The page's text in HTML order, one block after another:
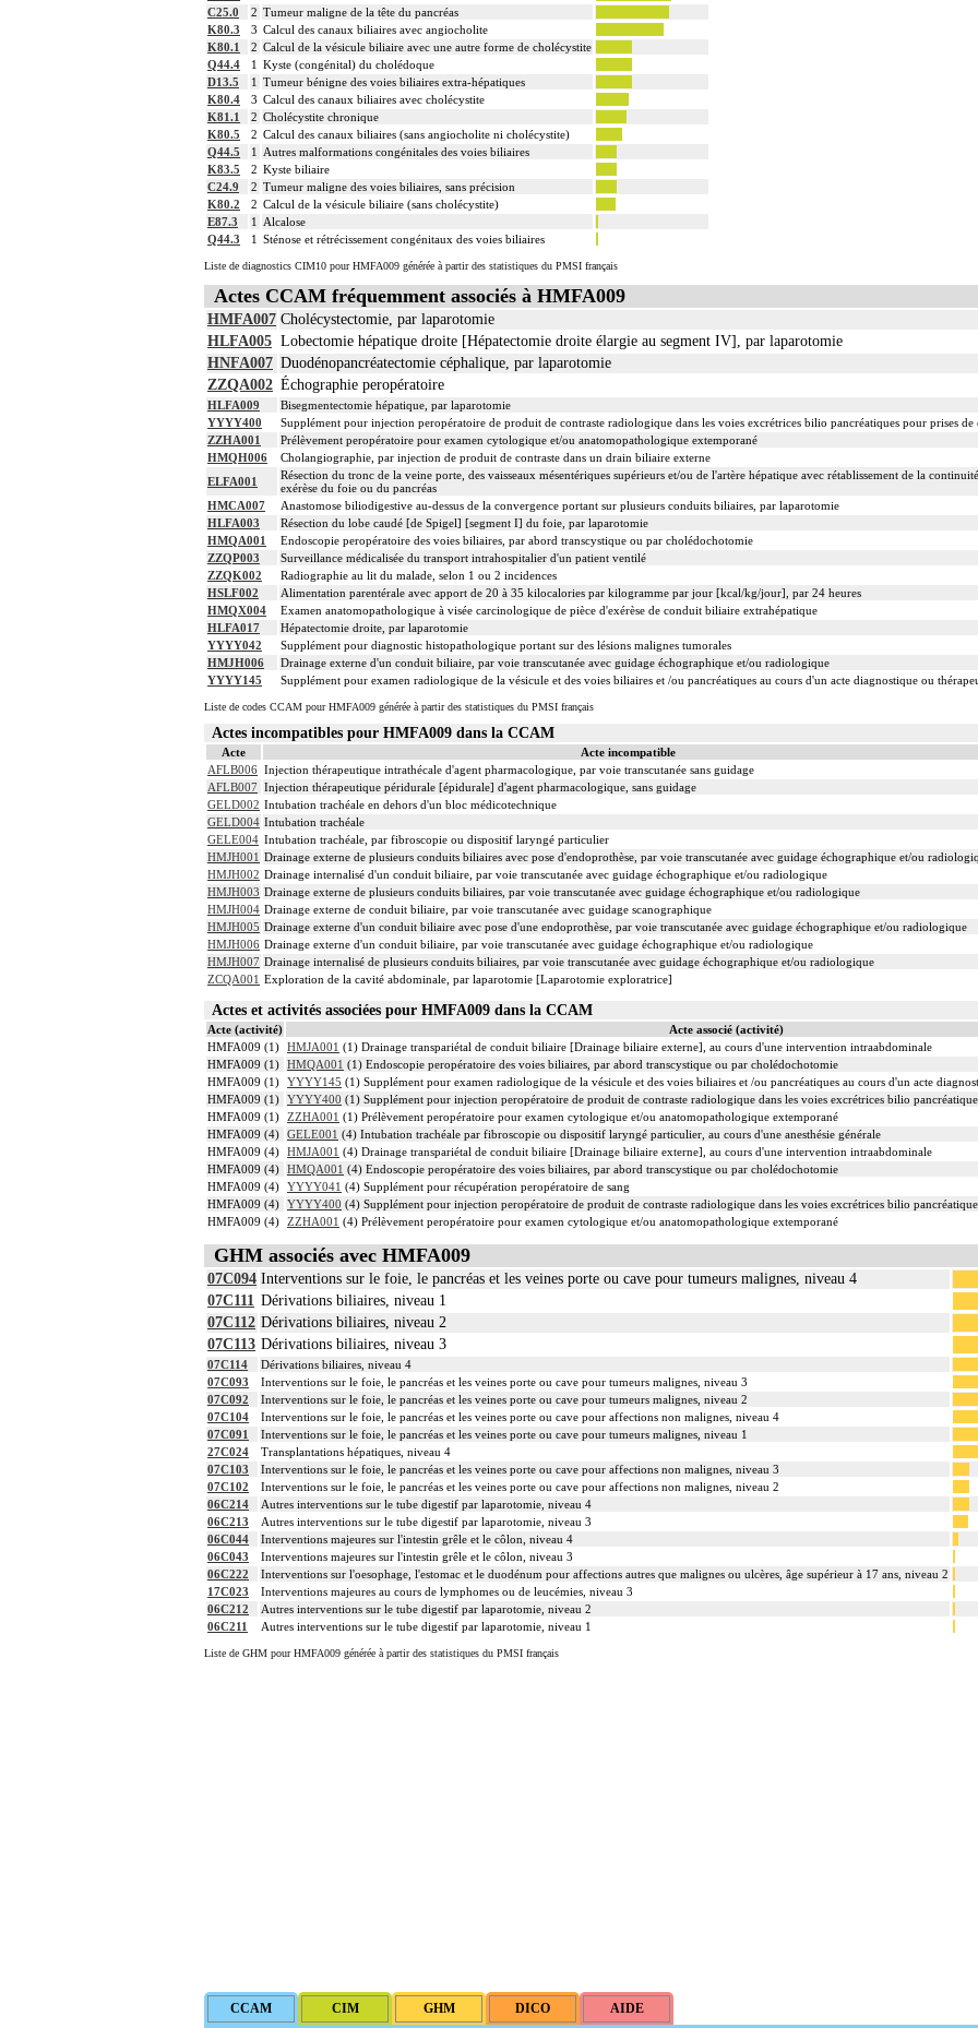
C25.0
2 Tumeur maligne de la tête du pancréas
K80.3
3 Calcul des canaux biliaires avec angiocholite
K80.1
2 Calcul de la vésicule biliaire avec une autre forme de cholécystite
Q44.4
1 Kyste (congénital) du cholédoque
D13.5
1 Tumeur bénigne des voies biliaires extra-hépatiques
K80.4
3 Calcul des canaux biliaires avec cholécystite
K81.1
2 Cholécystite chronique
K80.5
2 Calcul des canaux biliaires (sans angiocholite ni cholécystite)
Q44.5
1
Autres malformations congénitales des voies biliaires
K83.5
2 Kyste biliaire
C24.9
2 Tumeur maligne des voies biliaires, sans précision
K80.2
2 Calcul de la vésicule biliaire (sans cholécystite)
E87.3
1
Alcalose
Q44.3
1 Sténose et rétrécissement congénitaux des voies biliaires
Liste de diagnostics CIM10 pour HMFA009 générée à partir des statistiques du PMSI français
Actes CCAM fréquemment associés à HMFA009
HMFA007 Cholécystectomie, par laparotomie
HLFA005 Lobectomie hépatique droite [Hépatectomie droite élargie au segment IV], par laparotomie
HNFA007 Duodénopancréatectomie céphalique, par laparotomie
ZZQA002 Échographie peropératoire
HLFA009
Bisegmentectomie hépatique, par laparotomie
YYYY400
Supplément pour injection peropératoire de produit de contraste radiologique dans les voies excrétrices bilio pancréatiques pour prises
ZZHA001
Prélèvement peropératoire pour examen cytologique et/ou anatomopathologique extemporané
HMQH006
Cholangiographie, par injection de produit de contraste dans un drain biliaire externe
ELFA001
Résection du tronc de la veine porte, des vaisseaux mésentériques supérieurs et/ou de l'artère hépatique avec rétablissement de la
exérèse du foie ou du pancréas
HMCA007
Anastomose biliodigestive au-dessus de la convergence portant sur plusieurs conduits biliaires, par laparotomie
HLFA003
Résection du lobe caudé [de Spigel] [segment I] du foie, par laparotomie
HMQA001
Endoscopie peropératoire des voies biliaires, par abord transcystique ou par cholédochotomie
ZZQP003
Surveillance médicalisée du transport intrahospitalier d'un patient ventilé
ZZQK002
Radiographie au lit du malade, selon 1 ou 2 incidences
HSLF002
Alimentation parentérale avec apport de 20 à 35 kilocalories par kilogramme par jour [kcal/kg/jour], par 24 heures
HMQX004
Examen anatomopathologique à visée carcinologique de pièce d'exérèse de conduit biliaire extrahépatique
HLFA017
Hépatectomie droite, par laparotomie
YYYY042
Supplément pour diagnostic histopathologique portant sur des lésions malignes tumorales
HMJH006
Drainage externe d'un conduit biliaire, par voie transcutanée avec guidage échographique et/ou radiologique
YYYY145
Supplément pour examen radiologique de la vésicule et des voies biliaires et /ou pancréatiques au cours d'un acte diagnostique ou
Liste de codes CCAM pour HMFA009 générée à partir des statistiques du PMSI français
Actes incompatibles pour HMFA009 dans la CCAM
Acte
Acte incompatible
AFLB006 Injection thérapeutique intrathécale d'agent pharmacologique, par voie transcutanée sans guidage
AFLB007 Injection thérapeutique péridurale [épidurale] d'agent pharmacologique, sans guidage
GELD002 Intubation trachéale en dehors d'un bloc médicotechnique
GELD004 Intubation trachéale
GELE004 Intubation trachéale, par fibroscopie ou dispositif laryngé particulier
HMJH001 Drainage externe de plusieurs conduits biliaires avec pose d'endoprothèse, par voie transcutanée avec guidage échographique et/ou
HMJH002 Drainage internalisé d'un conduit biliaire, par voie transcutanée avec guidage échographique et/ou radiologique
HMJH003 Drainage externe de plusieurs conduits biliaires, par voie transcutanée avec guidage échographique et/ou radiologique
HMJH004 Drainage externe de conduit biliaire, par voie transcutanée avec guidage scanographique
HMJH005 Drainage externe d'un conduit biliaire avec pose d'une endoprothèse, par voie transcutanée avec guidage échographique et/ou radiologique
HMJH006 Drainage externe d'un conduit biliaire, par voie transcutanée avec guidage échographique et/ou radiologique
HMJH007 Drainage internalisé de plusieurs conduits biliaires, par voie transcutanée avec guidage échographique et/ou radiologique
ZCQA001 Exploration de la cavité abdominale, par laparotomie [Laparotomie exploratrice]
Actes et activités associées pour HMFA009 dans la CCAM
Acte (activité)
Acte associé (activité)
HMFA009 (1) HMJA001 (1) Drainage transpariétal de conduit biliaire [Drainage biliaire externe], au cours d'une intervention intraabdominale
HMFA009 (1) HMQA001 (1) Endoscopie peropératoire des voies biliaires, par abord transcystique ou par cholédochotomie
HMFA009 (1) YYYY145 (1) Supplément pour examen radiologique de la vésicule et des voies biliaires et /ou pancréatiques au cours d'un acte
HMFA009 (1) YYYY400 (1) Supplément pour injection peropératoire de produit de contraste radiologique dans les voies excrétrices bilio
HMFA009 (1) ZZHA001 (1) Prélèvement peropératoire pour examen cytologique et/ou anatomopathologique extemporané
HMFA009 (4) GELE001 (4) Intubation trachéale par fibroscopie ou dispositif laryngé particulier, au cours d'une anesthésie générale
HMFA009 (4) HMJA001 (4) Drainage transpariétal de conduit biliaire [Drainage biliaire externe], au cours d'une intervention intraabdominale
HMFA009 (4) HMQA001 (4) Endoscopie peropératoire des voies biliaires, par abord transcystique ou par cholédochotomie
HMFA009 (4) YYYY041 (4) Supplément pour récupération peropératoire de sang
HMFA009 (4) YYYY400 (4) Supplément pour injection peropératoire de produit de contraste radiologique dans les voies excrétrices bilio
HMFA009 (4) ZZHA001 (4) Prélèvement peropératoire pour examen cytologique et/ou anatomopathologique extemporané
GHM associés avec HMFA009
07C094 Interventions sur le foie, le pancréas et les veines porte ou cave pour tumeurs malignes, niveau 4
07C111 Dérivations biliaires, niveau 1
07C112 Dérivations biliaires, niveau 2
07C113 Dérivations biliaires, niveau 3
07C114
Dérivations biliaires, niveau 4
07C093
Interventions sur le foie, le pancréas et les veines porte ou cave pour tumeurs malignes, niveau 3
07C092
Interventions sur le foie, le pancréas et les veines porte ou cave pour tumeurs malignes, niveau 2
07C104
Interventions sur le foie, le pancréas et les veines porte ou cave pour affections non malignes, niveau 4
07C091
Interventions sur le foie, le pancréas et les veines porte ou cave pour tumeurs malignes, niveau 1
27C024
Transplantations hépatiques, niveau 4
07C103
Interventions sur le foie, le pancréas et les veines porte ou cave pour affections non malignes, niveau 3
07C102
Interventions sur le foie, le pancréas et les veines porte ou cave pour affections non malignes, niveau 2
06C214
Autres interventions sur le tube digestif par laparotomie, niveau 4
06C213
Autres interventions sur le tube digestif par laparotomie, niveau 3
06C044
Interventions majeures sur l'intestin grêle et le côlon, niveau 4
06C043
Interventions majeures sur l'intestin grêle et le côlon, niveau 3
06C222
Interventions sur l'oesophage, l'estomac et le duodénum pour affections autres que malignes ou ulcères, âge supérieur à 17 ans, niveau 2
17C023
Interventions majeures au cours de lymphomes ou de leucémies, niveau 3
06C212
Autres interventions sur le tube digestif par laparotomie, niveau 2
06C211
Autres interventions sur le tube digestif par laparotomie, niveau 1
Liste de GHM pour HMFA009 générée à partir des statistiques du PMSI français